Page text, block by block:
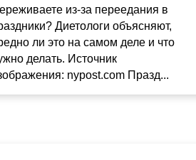
из-за переедания в
Диетологи объясняют,
ли это на самом деле и что
делать. Источник
nypost.com Празд...